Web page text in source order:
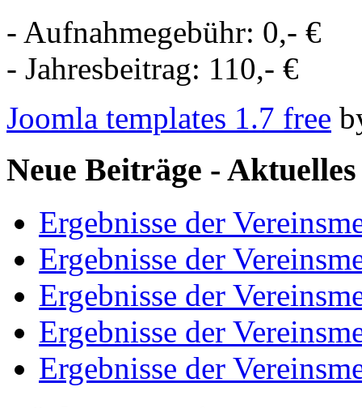
- Aufnahmegebühr: 0,- €
- Jahresbeitrag: 110,- €
Joomla templates 1.7 free
Neue Beiträge - Aktuelles
Ergebnisse der
Ergebnisse der
Ergebnisse der
Ergebnisse der
Ergebnisse der